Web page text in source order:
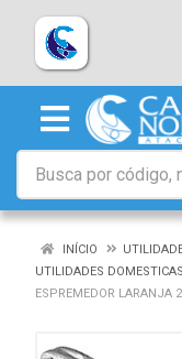
INÍCIO
UTILIDADES DOMESTICAS
ESPREMEDOR LARANJA